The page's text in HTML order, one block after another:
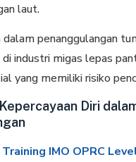
laut.
penanggulangan
industri migas lepas
yang memiliki risiko
Diri
Training IMO OPRC